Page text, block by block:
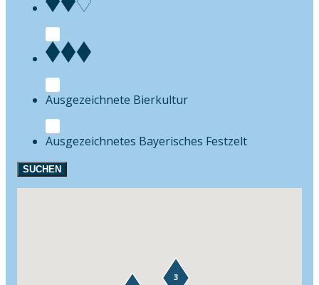
Bierkultur
Festzelt
SUCHEN
3